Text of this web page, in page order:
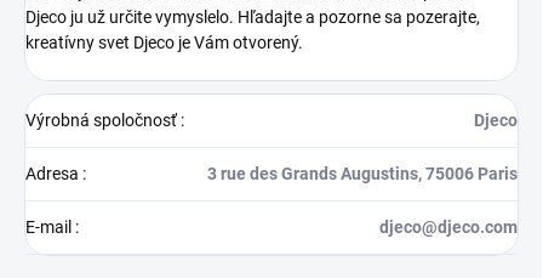
Djeco ju už určite vymyslelo. Hľadajte a pozorne sa pozerajte,
kreatívny svet Djeco je Vám otvorený.
Výrobná spoločnosť: Djeco
Adresa : 3 rue des Grands Augustins, 75006 Paris
E-mail : djeco@djeco.com